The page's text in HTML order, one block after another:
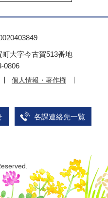
大字今古賀513番地
0806
個人情報・著作権
各課連絡先一覧